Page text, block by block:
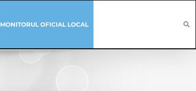
MONITORUL OFICIAL LOCAL